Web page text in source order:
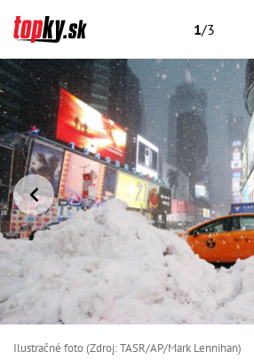
1/3
Ilustračné foto (Zdroj: TASR/AP/Mark Lennihan)